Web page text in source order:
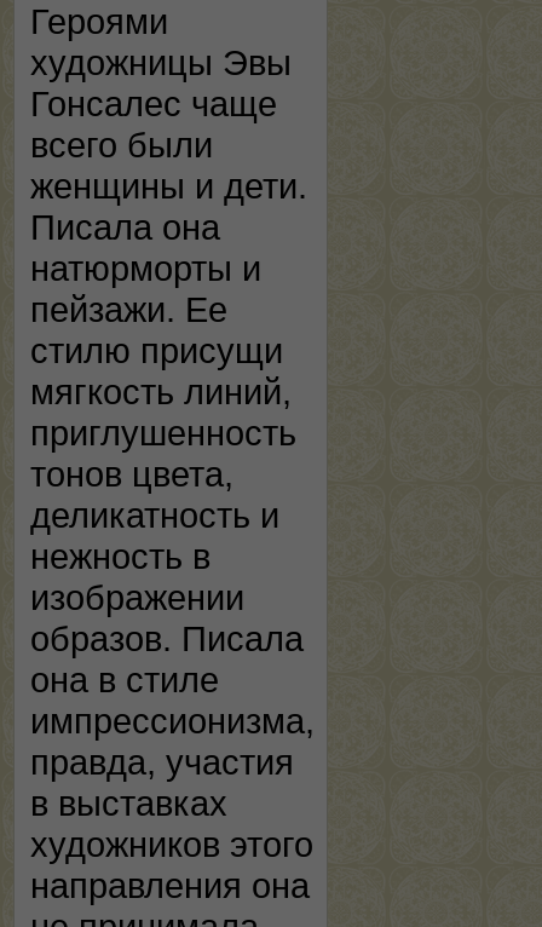
Героями
художницы Эвы
Гонсалес чаще
всего были
женщины и дети.
Писала она
натюрморты и
пейзажи. Ее
стилю присущи
мягкость линий,
приглушенность
тонов цвета,
деликатность и
нежность в
изображении
образов. Писала
она в стиле
импрессионизма,
правда, участия
в выставках
художников этого
направления она